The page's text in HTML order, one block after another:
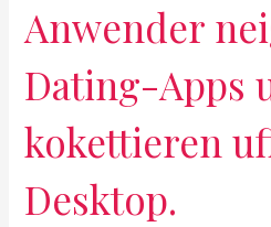
Anwender
Dating-Apps
kokettieren
Desktop.